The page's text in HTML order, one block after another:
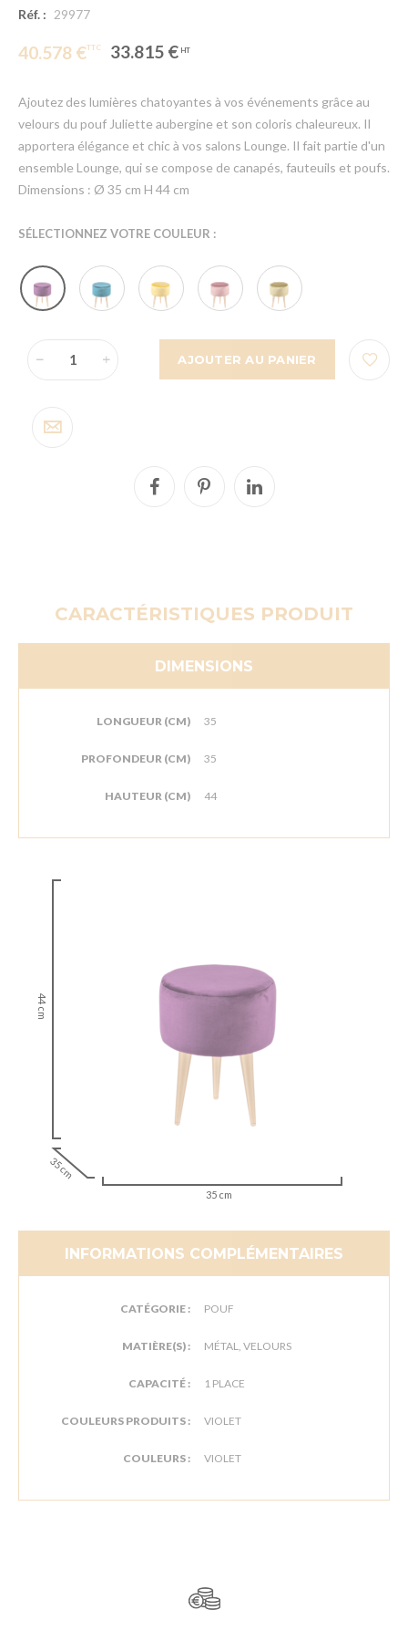
Réf. : 29977
40.578 € 33.815 €
Ajoutez des lumières chatoyantes à vos événements grâce au
velours du pouf Juliette aubergine et son coloris chaleureux. Il
apportera élégance et chic à vos salons Lounge. Il fait partie d'un
ensemble Lounge, qui se compose de canapés, fauteuils et poufs.
Dimensions : Ø 35 cm H 44 cm
SÉLECTIONNEZ VOTRE COULEUR :
AJOUTER AU PANIER
CARACTÉRISTIQUES PRODUIT
DIMENSIONS
LONGUEUR (CM) 35
PROFONDEUR (CM) 35
HAUTEUR (CM) 44
44 cm
35 cm
35 cm
INFORMATIONS COMPLÉMENTAIRES
CATÉGORIE : POUF
MATIÈRE(S) : MÉTAL, VELOURS
CAPACITÉ : 1 PLACE
COULEURS PRODUITS : VIOLET
COULEURS : VIOLET